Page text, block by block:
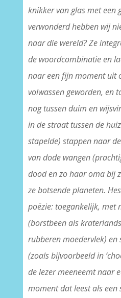
knikker van glas met een
verwonderd hebben wij
naar die wereld? Ze
de woordcombinatie en
naar een fijn moment uit
volwassen geworden, en
nog tussen duim en
in de straat tussen de
stapelde) stappen naar
van dode wangen
dood en zo haar oma bij
ze botsende planeten.
poëzie: toegankelijk, met
(borstbeen als
rubberen moedervlek) en
(zoals bijvoorbeeld in
de lezer meeneemt naar
moment dat leest als een